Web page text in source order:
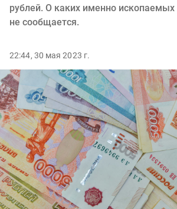
рублей. О каких именно ископаемых
не сообщается.
22:44, 30 мая 2023 г.